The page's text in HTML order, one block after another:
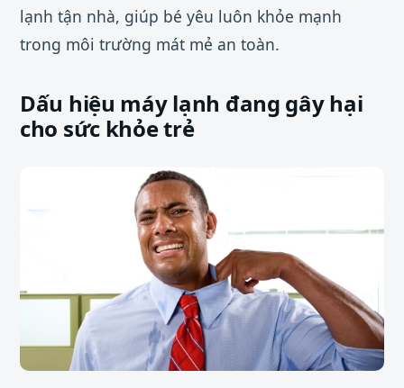
lạnh tận nhà, giúp bé yêu luôn khỏe mạnh
trong môi trường mát mẻ an toàn.
Dấu hiệu máy lạnh đang gây hại
cho sức khỏe trẻ